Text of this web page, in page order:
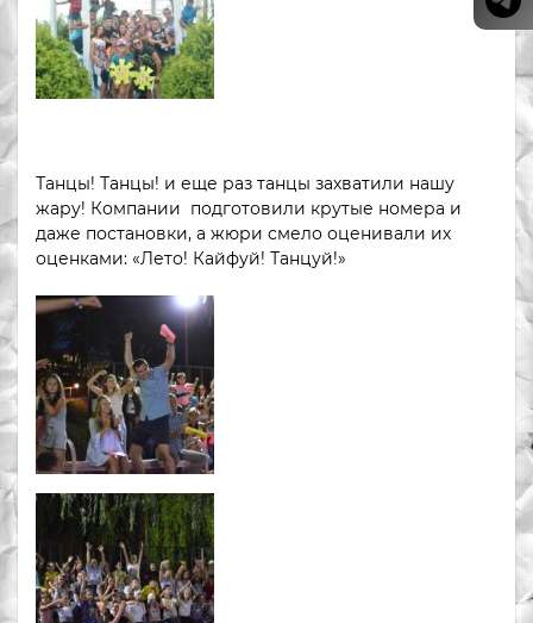
Танцы! Танцы! и еще раз танцы захватили нашу
жару! Компании подготовили крутые номера и
даже постановки, а жюри смело оценивали их
оценками: «Лето! Кайфуй! Танцуй!»